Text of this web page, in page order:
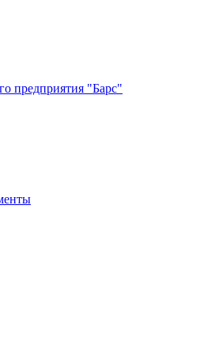
предприятия "Барс"